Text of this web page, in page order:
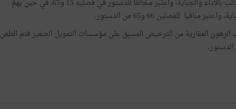
ويتعلّق الفصل 60 بدعم المصالحة بين المطالب بالأداء والجباية، واعتُبر مخالفا للدستور في فصليه 15 و65، في حين يهمّ
توظيف الرهون العقارية من الترخيص المسبق على مؤسسات التمويل الصغير فتم الطعن